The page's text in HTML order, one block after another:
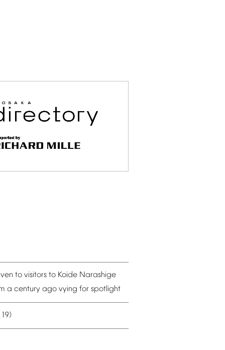
to visitors to Koide Narashige
a century ago vying for spotlight
19)